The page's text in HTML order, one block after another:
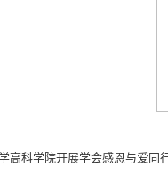
高科学院开展学会感恩与爱同